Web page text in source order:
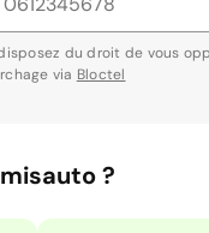
du droit de vous
via Bloctel
?